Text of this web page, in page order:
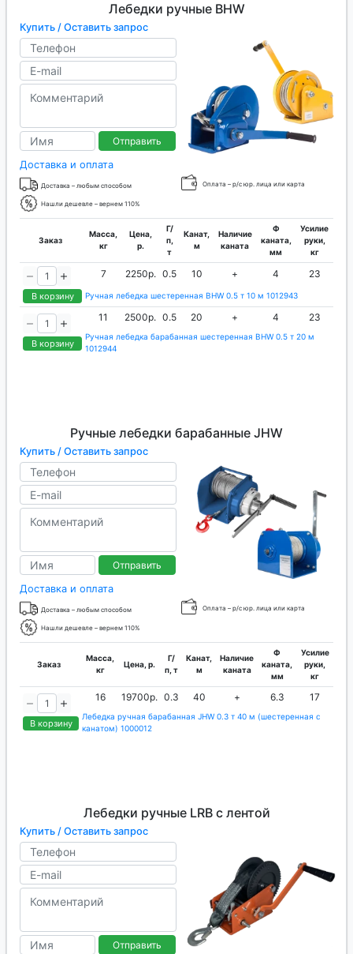
Лебедки ручные BHW
Купить / Оставить запрос
Отправить
Доставка и оплата
Доставка – любым способом Оплата – р/с юр. лица или карта
Нашли дешевле – вернем 110%
Заказ
Масса,
кг
Цена,
р.
Г/
п,
т
Канат,
м
Наличие
каната
Ф
каната,
мм
Усилие
руки,
кг
В корзину
7 2250р. 0.5 10 + 4 23
Ручная лебедка шестеренная BHW 0.5 т 10 м 1012943
В корзину
11 2500р. 0.5 20 + 4 23
Ручная лебедка барабанная шестеренная BHW 0.5 т 20 м
1012944
Ручные лебедки барабанные JHW
Купить / Оставить запрос
Отправить
Доставка и оплата
Доставка – любым способом Оплата – р/с юр. лица или карта
Нашли дешевле – вернем 110%
Заказ
Масса,
кг
Цена, р.
Г/
п, т
Канат,
м
Наличие
каната
Ф
каната,
мм
Усилие
руки,
кг
В корзину
16 19700р. 0.3 40 + 6.3 17
Лебедка ручная барабанная JHW 0.3 т 40 м (шестеренная с
канатом) 1000012
Лебедки ручные LRB с лентой
Купить / Оставить запрос
Отправить